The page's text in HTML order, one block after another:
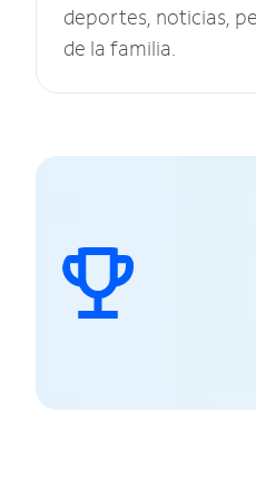
deportes, noticias,
de la familia.